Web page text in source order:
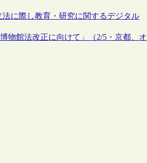
に際し教育・研究に関するデジタル
物館法改正に向けて」（2/5・京都、オ